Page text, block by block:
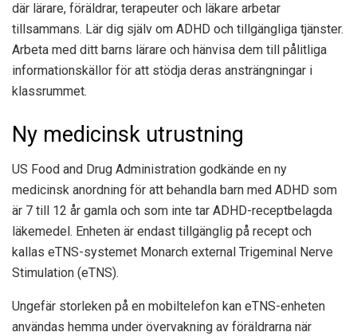
där lärare, föräldrar, terapeuter och läkare arbetar
tillsammans. Lär dig själv om ADHD och tillgängliga tjänster.
Arbeta med ditt barns lärare och hänvisa dem till pålitliga
informationskällor för att stödja deras ansträngningar i
klassrummet.
Ny medicinsk utrustning
US Food and Drug Administration godkände en ny
medicinsk anordning för att behandla barn med ADHD som
är 7 till 12 år gamla och som inte tar ADHD-receptbelagda
läkemedel. Enheten är endast tillgänglig på recept och
kallas eTNS-systemet Monarch external Trigeminal Nerve
Stimulation (eTNS).
Ungefär storleken på en mobiltelefon kan eTNS-enheten
användas hemma under övervakning av föräldrarna när